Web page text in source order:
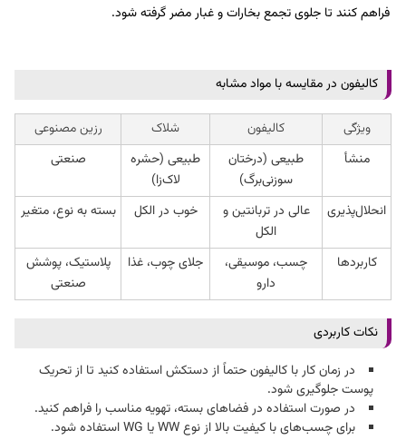
فراهم کنند تا جلوی تجمع بخارات و غبار مضر گرفته شود.
کالیفون در مقایسه با مواد مشابه
ویژگی کالیفون شلاک
رزین مصنوعی
منشأ
طبیعی (درختان
سوزنی‌برگ)
طبیعی (حشره
لاک‌زا)
صنعتی
انحلال‌پذیری
عالی در تربانتین و
الکل
خوب در الکل بسته به نوع، متغیر
کاربردها
چسب، موسیقی،
دارو
جلای چوب، غذا
پلاستیک، پوشش
صنعتی
نکات کاربردی
در زمان کار با کالیفون حتماً از دستکش استفاده کنید تا از تحریک
پوست جلوگیری شود.
در صورت استفاده در فضاهای بسته، تهویه مناسب را فراهم کنید.
برای چسب‌های با کیفیت بالا از نوع WW یا WG استفاده شود.